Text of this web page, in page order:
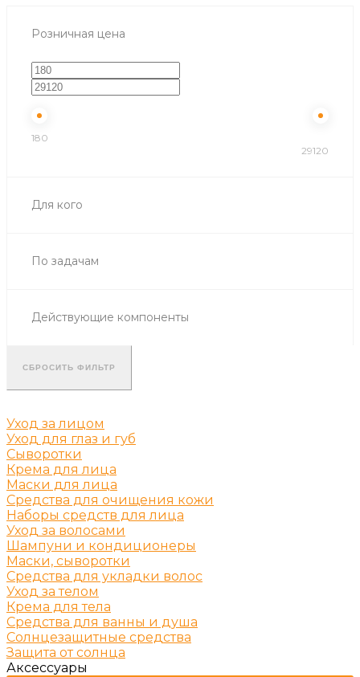
Розничная цена
180
29120
Для кого
По задачам
Действующие компоненты
СБРОСИТЬ ФИЛЬТР
Уход за лицом
Уход для глаз и губ
Сыворотки
Крема для лица
Маски для лица
Средства для очищения кожи
Наборы средств для лица
Уход за волосами
Шампуни и кондиционеры
Маски, сыворотки
Средства для укладки волос
Уход за телом
Крема для тела
Средства для ванны и душа
Солнцезащитные средства
Защита от солнца
Аксессуары